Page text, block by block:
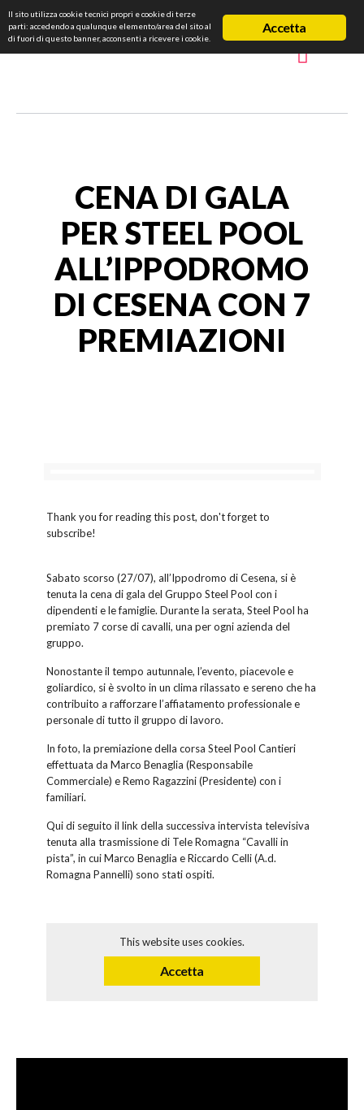
CENA DI GALA
PER STEEL POOL
ALL’IPPODROMO
DI CESENA CON 7
PREMIAZIONI
Thank you for reading this post, don't forget to
subscribe!
Sabato scorso (27/07), all’Ippodromo di Cesena, si è
tenuta la cena di gala del Gruppo Steel Pool con i
dipendenti e le famiglie. Durante la serata, Steel Pool ha
premiato 7 corse di cavalli, una per ogni azienda del
gruppo.
Nonostante il tempo autunnale, l’evento, piacevole e
goliardico, si è svolto in un clima rilassato e sereno che ha
contribuito a rafforzare l’affiatamento professionale e
personale di tutto il gruppo di lavoro.
In foto, la premiazione della corsa Steel Pool Cantieri
effettuata da Marco Benaglia (Responsabile
Commerciale) e Remo Ragazzini (Presidente) con i
familiari.
Qui di seguito il link della successiva intervista televisiva
tenuta alla trasmissione di Tele Romagna “Cavalli in
pista”, in cui Marco Benaglia e Riccardo Celli (A.d.
Romagna Pannelli) sono stati ospiti.
This website uses cookies.
Accetta
Accetta
Il sito utilizza cookie tecnici propri e cookie di terze
parti: accedendo a qualunque elemento/area del sito al
di fuori di questo banner, acconsenti a ricevere i cookie.